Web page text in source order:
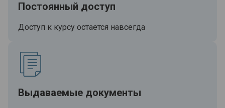
Постоянный доступ
Доступ к курсу остается навсегда
Выдаваемые документы